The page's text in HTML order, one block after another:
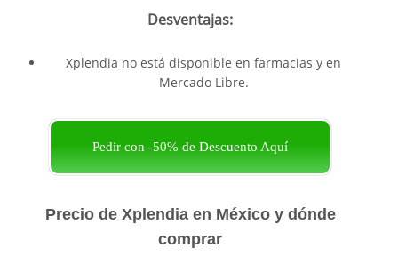
Desventajas:
Xplendia no está disponible en farmacias y en
Mercado Libre.
Pedir con -50% de Descuento Aquí
Precio de Xplendia en México y dónde
comprar